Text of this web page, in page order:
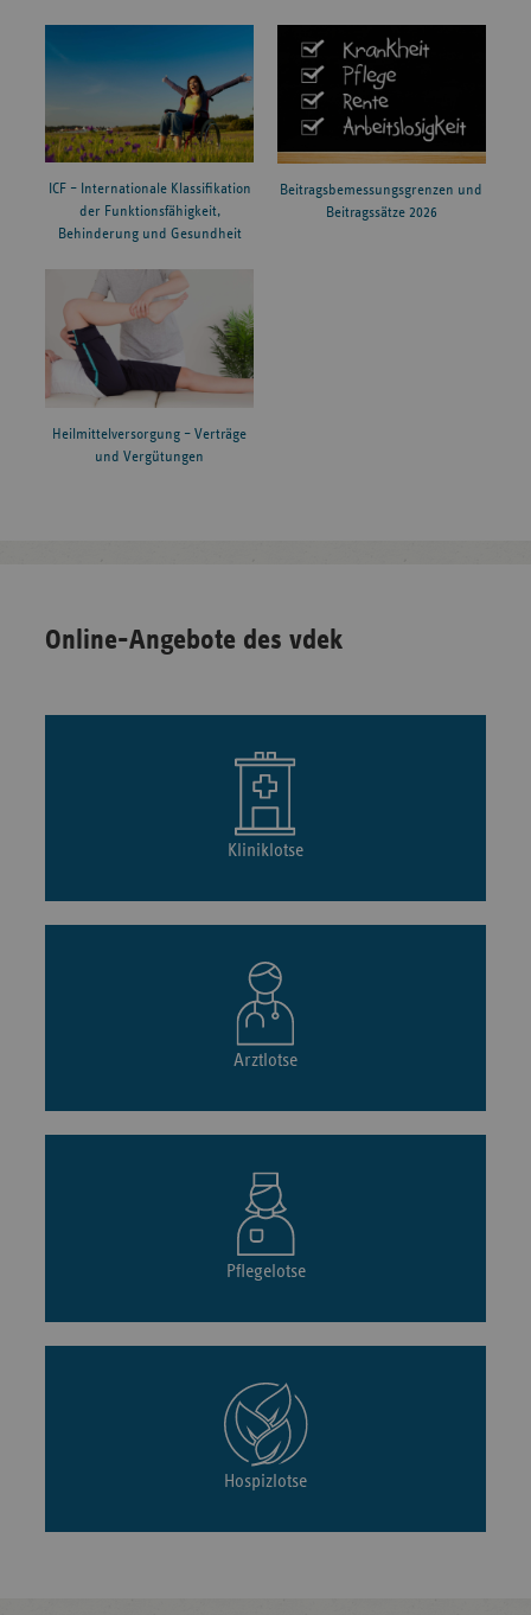
ICF – Internationale Klassifikation
der Funktionsfähigkeit,
Behinderung und Gesundheit
Beitragsbemessungsgrenzen und
Beitragssätze 2026
Heilmittelversorgung – Verträge
und Vergütungen
Online-Angebote des vdek
Kliniklotse
Arztlotse
Pflegelotse
Hospizlotse